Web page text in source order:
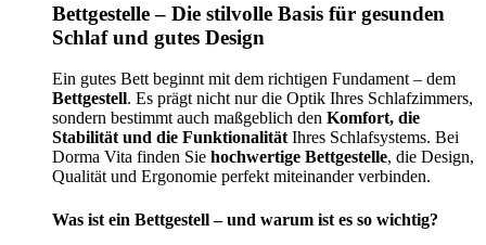
Bettgestelle – Die stilvolle Basis für gesunden
Schlaf und gutes Design
Ein gutes Bett beginnt mit dem richtigen Fundament – dem
Bettgestell. Es prägt nicht nur die Optik Ihres Schlafzimmers,
sondern bestimmt auch maßgeblich den Komfort, die
Stabilität und die Funktionalität Ihres Schlafsystems. Bei
Dorma Vita finden Sie hochwertige Bettgestelle, die Design,
Qualität und Ergonomie perfekt miteinander verbinden.
Was ist ein Bettgestell – und warum ist es so wichtig?